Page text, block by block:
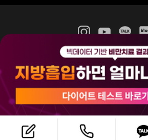
365mc 병·의원 이용약관
홈페이
비급여진료수가
(주)365mcㅣ서울특별시 서초구 서초대로52길 7,
120-87-04354ㅣ김남철
COPYRIGHT(C) 2025 365mc. ALL RIGHTS